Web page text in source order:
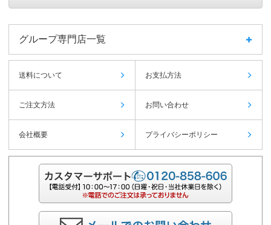
グループ専門店一覧
送料について お支払方法
ご注文方法 お問い合わせ
会社概要 プライバシーポリシー